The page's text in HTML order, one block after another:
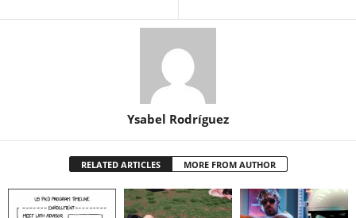
Ysabel Rodríguez
RELATED ARTICLES MORE FROM AUTHOR